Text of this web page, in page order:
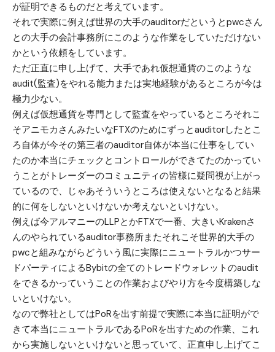
が証明できるものだと考えています。
それで実際に例えば世界の大手のauditorだというとpwcさん
との大手の会計事務所にこのような作業をしていただけない
かという依頼をしています。
ただ正直に申し上げて、大手であれ仮想通貨のこのような
audit(監査)をやれる能力または実地経験があるところが今は
極力少ない。
例えば仮想通貨を専門として監査をやっているところそれこ
そアニモカさんみたいなFTXのためにずっとauditorしたとこ
ろ自体が今その第三者のauditor自体が本当に仕事をしてい
たのか本当にチェックとコントロールができてたのかってい
うことがトレーダーのコミュニティの皆様に疑問視が上がっ
ているので、じゃあそういうところは使えないとなると結果
的に何をしないといけないか考えないといけない。
例えば今アルマニーのLLPとかFTXで一番、大きいKrakenさ
んのやられているauditor事務所またそれこそ世界的大手の
pwcと組みながらどういう風に実際にニュートラルかつサー
ドパーティによるBybitの全てのトレードウォレットのaudit
をできるかっていうことの作業およびやり方を今度構築しな
いといけない。
なので弊社としてはPoRを出す前提で実際に本当に証明がで
きて本当にニュートラルであるPoRを出すための作業、これ
から実施しないといけないと思っていて、正直申し上げてこ